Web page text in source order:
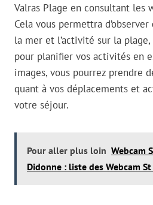
Valras Plage en consultant les
Cela vous permettra d’observer
la mer et l’activité sur la
pour planifier vos activités en
images, vous pourrez prendre
quant à vos déplacements et
votre séjour.
Pour aller plus loin Webcam
Didonne : liste des Webcam